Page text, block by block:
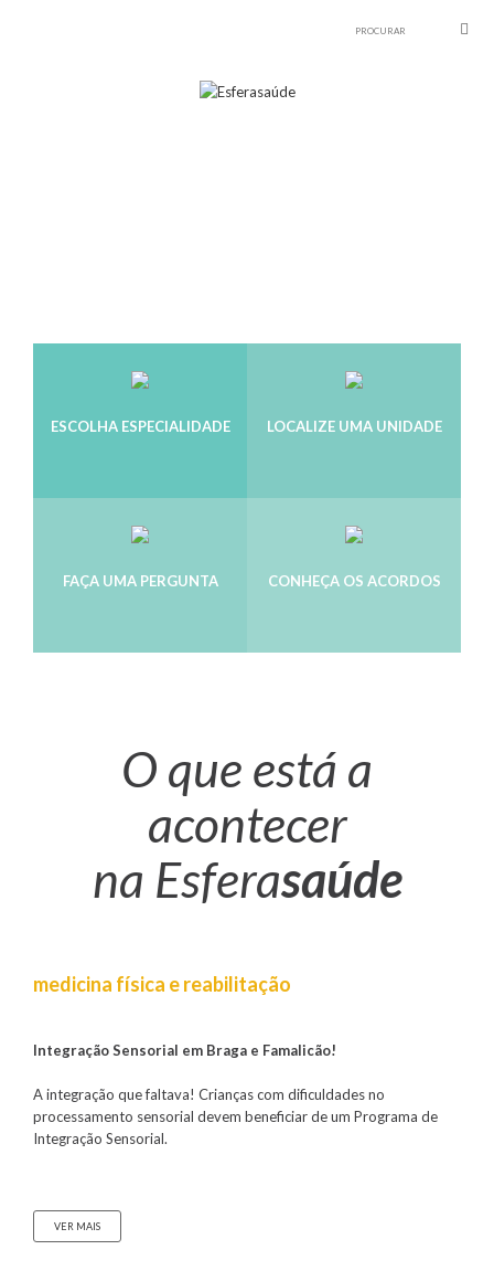
ESCOLHA ESPECIALIDADE
MEDICINA FÍSICA E
REABILITAÇÃO
MEDICINA DENTÁRIA
LOCALIZE UMA UNIDADE
FAÇA UMA PERGUNTA CONHEÇA OS ACORDOS
O que está a
acontecer
na Esferasaúde
medicina física e reabilitação
Integração Sensorial em Braga e Famalicão!
A integração que faltava! Crianças com dificuldades no
processamento sensorial devem beneficiar de um Programa de
Integração Sensorial.
VER MAIS